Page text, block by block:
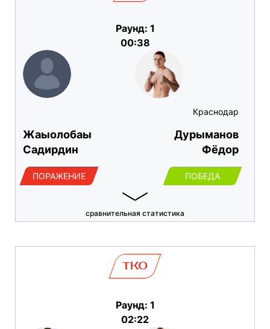
Жаыолобаы
Садирдин
ПОРАЖЕНИЕ
Раунд: 1
00:38
Краснодар
Дурыманов
Фёдор
ПОБЕДА
сравнительная статистика
TKO
Раунд: 1
02:22